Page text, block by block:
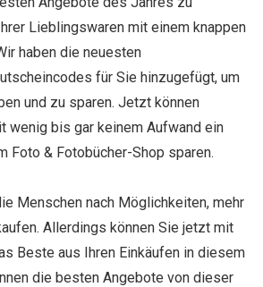
Lieblingswaren mit einem knappen
haben die neuesten
für Sie hinzugefügt, um
und zu sparen. Jetzt können
wenig bis gar keinem Aufwand ein
Foto & Fotobücher-Shop sparen.
Menschen nach Möglichkeiten, mehr
Allerdings können Sie jetzt mit
Beste aus Ihren Einkäufen in diesem
die besten Angebote von dieser